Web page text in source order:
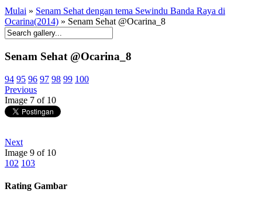
Mulai » Senam Sehat dengan tema Sewindu Banda Raya di
Ocarina(2014) » Senam Sehat @Ocarina_8
Senam Sehat @Ocarina_8
94 95 96 97 98 99 100
Previous
Image 7 of 10
Next
Image 9 of 10
102 103
Rating Gambar